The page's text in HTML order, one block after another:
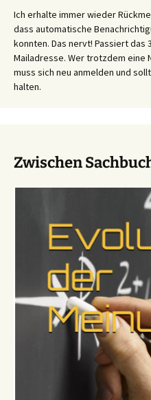
Ich erhalte immer wieder
dass automatische
konnten. Das nervt! Passiert das
Mailadresse. Wer trotzdem eine
muss sich neu anmelden und
halten.
Zwischen